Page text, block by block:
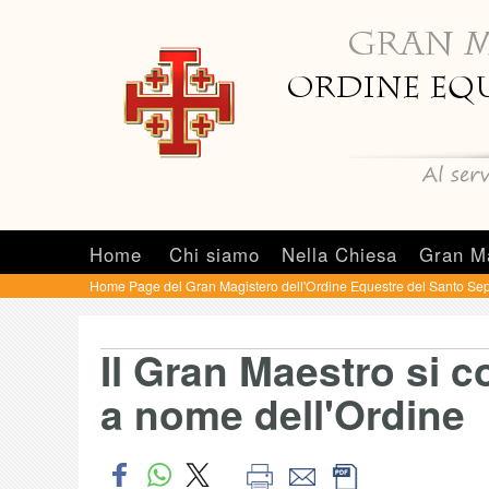
Home Chi siamo Nella Chiesa Gran
Home Page del Gran Magistero dell'Ordine Equestre del Santo
Il Gran Maestro si
a nome dell'Ordine